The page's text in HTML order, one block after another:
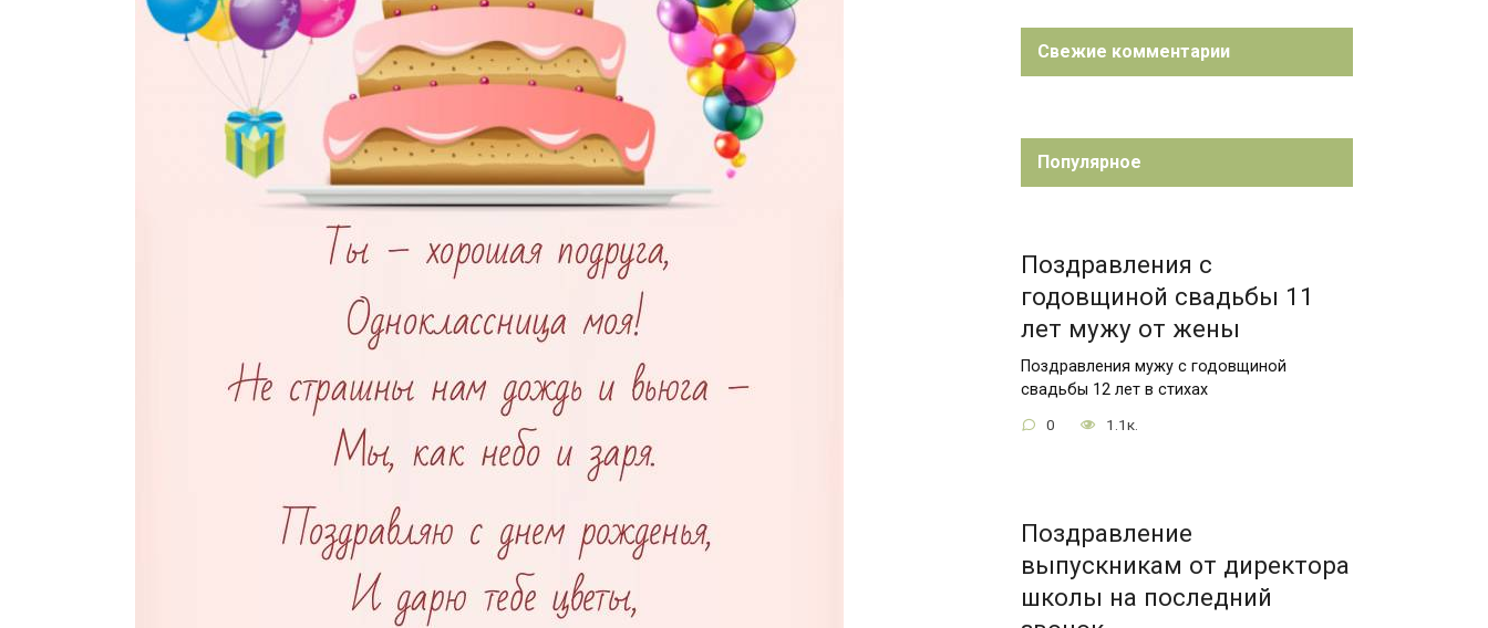
Свежие комментарии
Популярное
Поздравления с
годовщиной свадьбы 11
лет мужу от жены
Поздравления мужу с годовщиной
свадьбы 12 лет в стихах
0 1.1к.
Поздравление
выпускникам от директора
школы на последний